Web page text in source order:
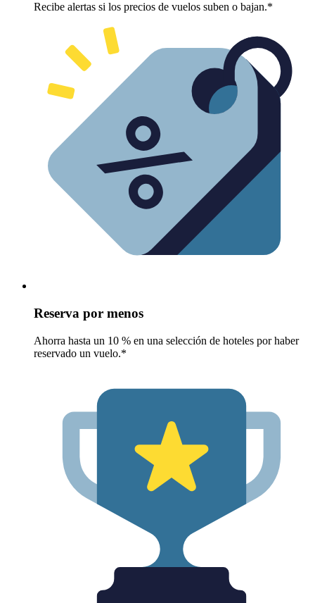
Recibe alertas si los precios de vuelos suben o bajan.*
Reserva por menos
Ahorra hasta un 10 % en una selección de hoteles por haber
reservado un vuelo.*